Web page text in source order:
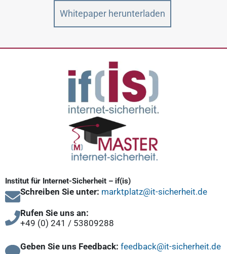
Whitepaper herunterladen
Institut für Internet-Sicherheit – if(is)
Schreiben Sie unter: marktplatz@it-sicherheit.de
Rufen Sie uns an:
+49 (0) 241 / 53809288
Geben Sie uns Feedback: feedback@it-sicherheit.de